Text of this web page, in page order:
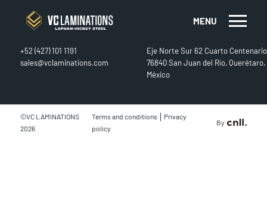
MENU
CONTACT
+52 (427) 101 1191
sales@vclaminations.com
Eje Norte Sur 62 Cuarto Centenario
76840 San Juan del Río, Querétaro.
México
©VC LAMINATIONS
2026
Terms and conditions | Privacy
policy
By